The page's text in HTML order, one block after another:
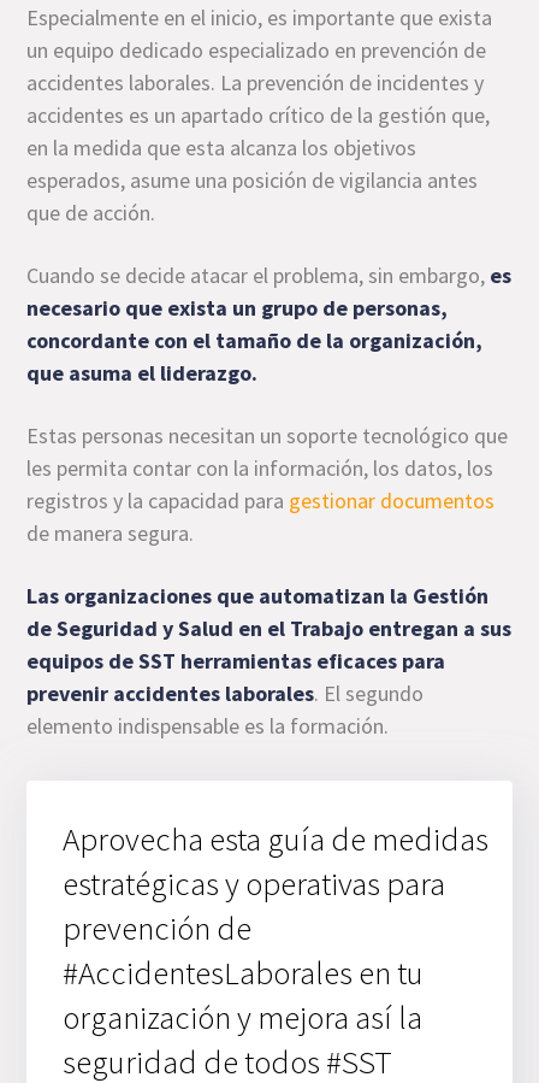
Especialmente en el inicio, es importante que exista
un equipo dedicado especializado en prevención de
accidentes laborales. La prevención de incidentes y
accidentes es un apartado crítico de la gestión que,
en la medida que esta alcanza los objetivos
esperados, asume una posición de vigilancia antes
que de acción.
Cuando se decide atacar el problema, sin embargo, es
necesario que exista un grupo de personas,
concordante con el tamaño de la organización,
que asuma el liderazgo.
Estas personas necesitan un soporte tecnológico que
les permita contar con la información, los datos, los
registros y la capacidad para gestionar documentos
de manera segura.
Las organizaciones que automatizan la Gestión
de Seguridad y Salud en el Trabajo entregan a sus
equipos de SST herramientas eficaces para
prevenir accidentes laborales. El segundo
elemento indispensable es la formación.
Aprovecha esta guía de medidas
estratégicas y operativas para
prevención de
#AccidentesLaborales en tu
organización y mejora así la
seguridad de todos #SST